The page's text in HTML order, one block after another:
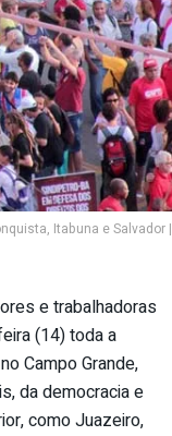
Itabuna e Salvador |
e trabalhadoras
(14) toda a
Campo Grande,
da democracia e
como Juazeiro,